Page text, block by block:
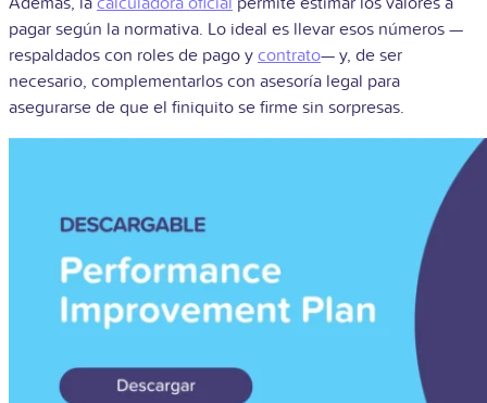
pagar según la normativa. Lo ideal es llevar esos números —
respaldados con roles de pago y contrato— y, de ser
necesario, complementarlos con asesoría legal para
asegurarse de que el finiquito se firme sin sorpresas.